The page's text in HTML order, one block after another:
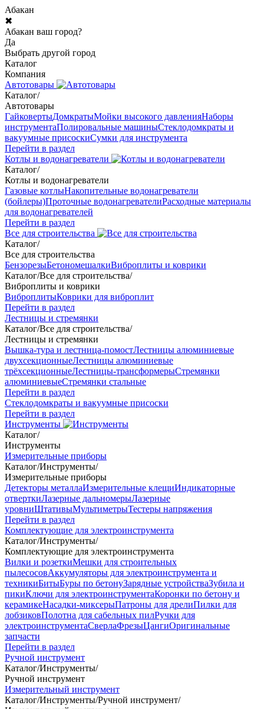
Абакан
✖
Абакан ваш город?
Да
Выбрать другой город
Каталог
Компания
Автотовары
Каталог/
Автотовары
ГайковертыДомкратыМойки высокого давленияНаборы
инструментаПолировальные машиныСтеклодомкраты и
вакуумные присоскиСумки для инструмента
Перейти в раздел
Котлы и водонагреватели
Каталог/
Котлы и водонагреватели
Газовые котлыНакопительные водонагреватели
(бойлеры)Проточные водонагревателиРасходные материалы
для водонагревателей
Перейти в раздел
Все для строительства
Каталог/
Все для строительства
БензорезыБетономешалкиВиброплиты и коврики
Каталог/Все для строительства/
Виброплиты и коврики
ВиброплитыКоврики для виброплит
Перейти в раздел
Лестницы и стремянки
Каталог/Все для строительства/
Лестницы и стремянки
Вышка-тура и лестница-помостЛестницы алюминиевые
двухсекционныеЛестницы алюминиевые
трёхсекционныеЛестницы-трансформерыСтремянки
алюминиевыеСтремянки стальные
Перейти в раздел
Стеклодомкраты и вакуумные присоски
Перейти в раздел
Инструменты
Каталог/
Инструменты
Измерительные приборы
Каталог/Инструменты/
Измерительные приборы
Детекторы металлаИзмерительные клещиИндикаторные
отверткиЛазерные дальномерыЛазерные
уровниШтативыМультиметрыТестеры напряжения
Перейти в раздел
Комплектующие для электроинструмента
Каталог/Инструменты/
Комплектующие для электроинструмента
Вилки и розеткиМешки для строительных
пылесосовАккумуляторы для электроинструмента и
техникиБитыБуры по бетонуЗарядные устройстваЗубила и
пикиКлючи для электроинструментаКоронки по бетону и
керамикеНасадки-миксерыПатроны для дрелиПилки для
лобзиковПолотна для сабельных пилРучки для
электроинструментаСверлаФрезыЦангиОригинальные
запчасти
Перейти в раздел
Ручной инструмент
Каталог/Инструменты/
Ручной инструмент
Измерительный инструмент
Каталог/Инструменты/Ручной инструмент/